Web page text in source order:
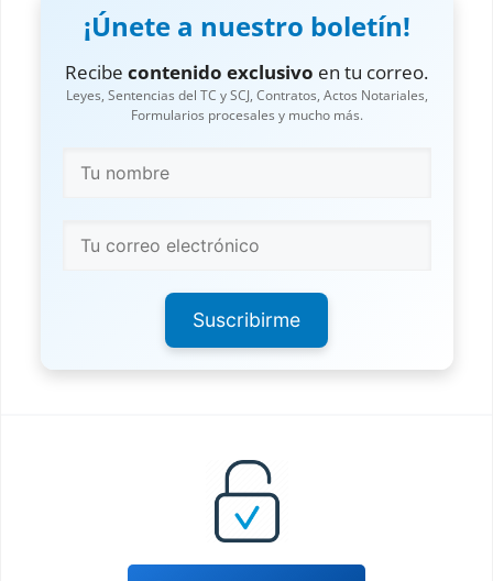
¡Únete a nuestro boletín!
Recibe contenido exclusivo en tu correo.
Leyes, Sentencias del TC y SCJ, Contratos, Actos Notariales,
Formularios procesales y mucho más.
Suscribirme